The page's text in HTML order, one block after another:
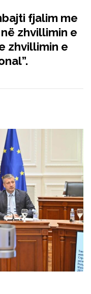
fjalim me
zhvillimin e
zhvillimin e